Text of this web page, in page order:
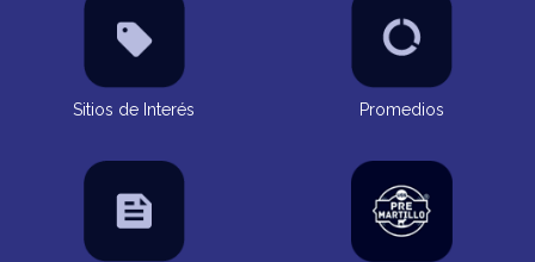
Sitios de Interés Promedios